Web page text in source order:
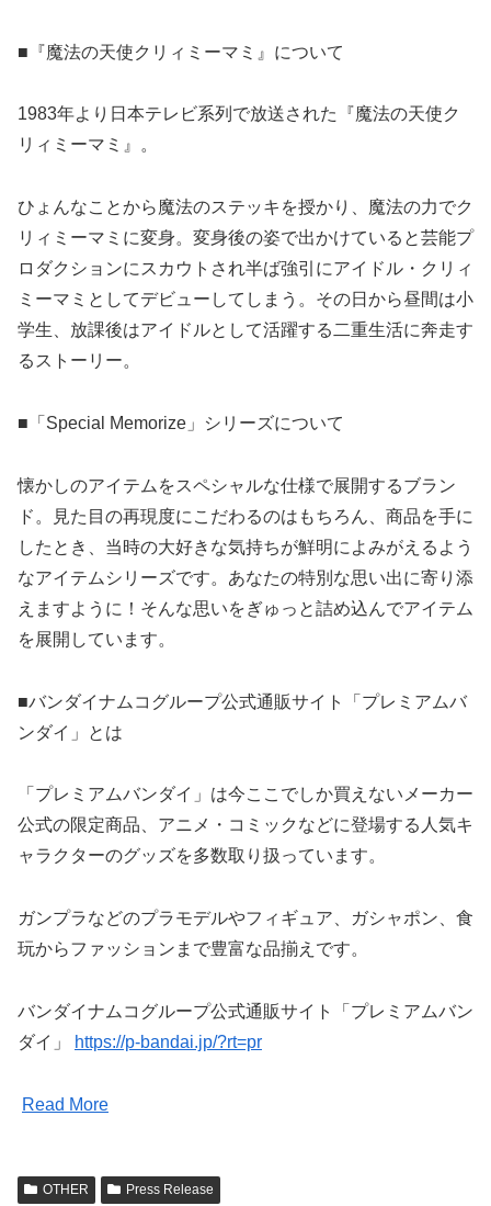
■『魔法の天使クリィミーマミ』について
1983年より日本テレビ系列で放送された『魔法の天使ク
リィミーマミ』。
ひょんなことから魔法のステッキを授かり、魔法の力でク
リィミーマミに変身。変身後の姿で出かけていると芸能プ
ロダクションにスカウトされ半ば強引にアイドル・クリィ
ミーマミとしてデビューしてしまう。その日から昼間は小
学生、放課後はアイドルとして活躍する二重生活に奔走す
るストーリー。
■「Special Memorize」シリーズについて
懐かしのアイテムをスペシャルな仕様で展開するブラン
ド。見た目の再現度にこだわるのはもちろん、商品を手に
したとき、当時の大好きな気持ちが鮮明によみがえるよう
なアイテムシリーズです。あなたの特別な思い出に寄り添
えますように！そんな思いをぎゅっと詰め込んでアイテム
を展開しています。
■バンダイナムコグループ公式通販サイト「プレミアムバ
ンダイ」とは
「プレミアムバンダイ」は今ここでしか買えないメーカー
公式の限定商品、アニメ・コミックなどに登場する人気キ
ャラクターのグッズを多数取り扱っています。
ガンプラなどのプラモデルやフィギュア、ガシャポン、食
玩からファッションまで豊富な品揃えです。
バンダイナムコグループ公式通販サイト「プレミアムバン
ダイ」
https://p-bandai.jp/?rt=pr
Read More
OTHER Press Release